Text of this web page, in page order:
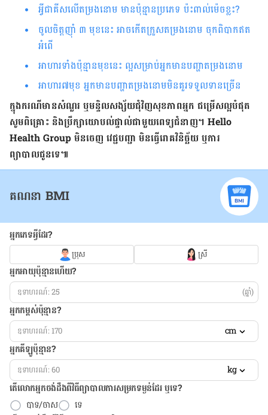
អ្វីជាគីសលើតម្រងនោម មានប៉ុន្មានប្រភេទ ប៉ះពាល់ម៉េចខ្លះ?
ចូលចិត្តញ៉ាំ​ ៣ មុខនេះ អាចកើត​ក្រួស​តម្រង​នោម ចុកពិបាកឥត
អំពើ
អាហារទាំង​ប៉ុន្មានមុខនេះ ល្អសម្រាប់អ្នកមានបញ្ហាតម្រងនោម
អាហារ៧មុខ អ្នកមាន​បញ្ហាតម្រងនោមមិនគួរទទួលទានច្រើន​
ក្នុង​ករណី​មាន​សំណួរ ឬ​មន្ទិល​សង្ស័យ​ជុំវិញ​សុខ​ភាព​អ្នក ជម្រើស​ល្អ​បំផុត
សូម​ពិគ្រោះ និង​ប្រឹក្សា​យោបល់​ផ្ទាល់​ជា​មួយ​ពេទ្យ​ជំនាញ​។ Hello
Health Group មិនចេញ វេជ្ជបញ្ជា មិនធ្វើរោគវិនិច្ឆ័យ ឬការ
ព្យាបាលជូនទេ៕
គណនា BMI
អ្នកភេទអ្វីដែរ?
ប្រុស ស្រី
អ្នកអាយុប៉ុន្មានហើយ?
(ឆ្នាំ)
អ្នកកម្ពស់ប៉ុន្មាន?
cm
អ្នកគីឡូប៉ុន្មាន?
kg
តើលោកអ្នកចង់ដឹង​ពីវិធីព្យាបាលការសម្រកទម្ងន់ដែរ ឬទេ?
បាទ/ចាស
ទេ